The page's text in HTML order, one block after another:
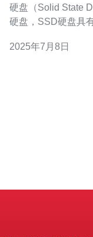
硬盘（Solid State
硬盘，SSD硬盘具
以下几个明显的优势： 1. 高性能 SSD硬盘的读写速
2025年7月8日